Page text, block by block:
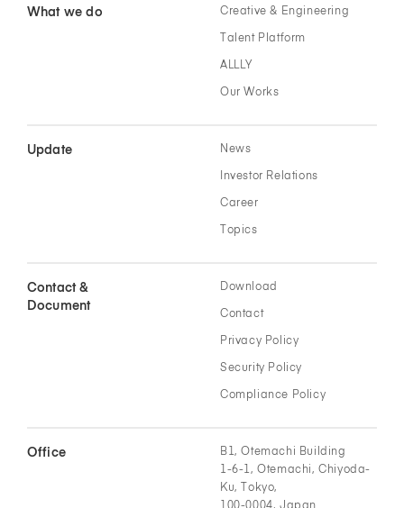
What we do Creative & Engineering
Talent Platform
ALLLY
Our Works
Update News
Investor Relations
Career
Topics
Contact &
Document
Download
Contact
Privacy Policy
Security Policy
Compliance Policy
Office
B1, Otemachi Building
1-6-1, Otemachi, Chiyoda-
Ku, Tokyo,